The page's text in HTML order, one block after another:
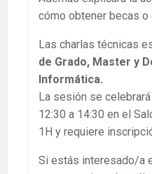
cómo obtener becas o
Las charlas técnicas
de Grado, Master y
Informática.
La sesión se
12:30 a 14:30 en el
1H y requiere
Si estás interesado/a